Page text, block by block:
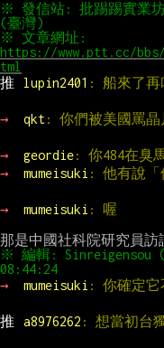
※ 發信站: 批踢踢實業
(臺灣)
https://www.ptt.cc/bbs/
tml
推
lupin2401 : 船來了再
→ qkt: 你們被美國罵晶
→ geordie: 你484在臭
→
mumeisuki : 他有說「
→ mumeisuki : 喔
※ 編輯: Sinreigensou
→
mumeisuki : 你確定它
推 a8976262 : 想當初台